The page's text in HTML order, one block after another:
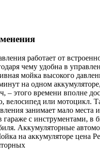
работает от
чему удобна в
мойка высокого
на одном
– этого времени вполне
велосипед или мотоцикл.
занимает мало места и
с инструментами, в
Аккумуляторные
на аккумуляторе цена